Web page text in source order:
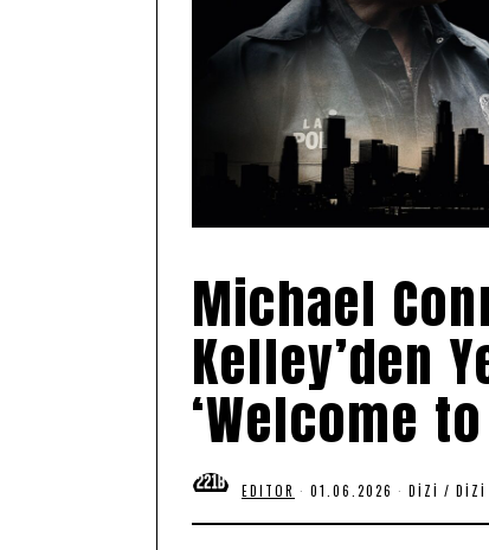
Michael
Kelley’den
‘Welcome
EDITOR 01.06.2026 0
.
DIZI / DIZI